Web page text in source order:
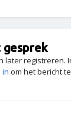
gesprek
later registreren.
in om het bericht